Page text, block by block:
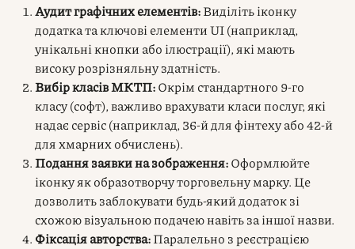
Аудит графічних елементів:Виділіть іконку
додатка та ключові елементи UI (наприклад,
унікальні кнопки або ілюстрації), які мають
високу розрізняльну здатність.
Вибір класів МКТП:Окрім стандартного 9-го
класу (софт), важливо врахувати класи послуг, які
надає сервіс (наприклад, 36-й для фінтеху або 42-й
для хмарних обчислень).
Подання заявки на зображення:Оформлюйте
іконку як образотворчу торговельну марку. Це
дозволить заблокувати будь-який додаток зі
схожою візуальною подачею навіть за іншої назви.
Фіксація авторства:Паралельно з реєстрацією